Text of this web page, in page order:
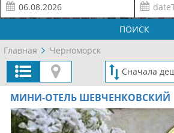
ПОИСК
Главная
Черноморск
МИНИ-ОТЕЛЬ ШЕВЧЕНКОВСКИЙ